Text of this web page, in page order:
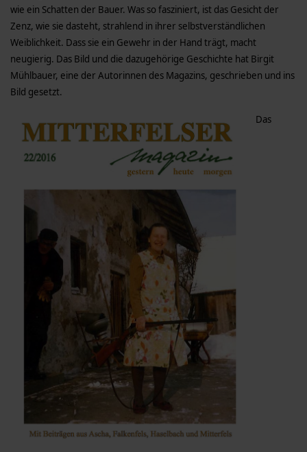
wie ein Schatten der Bauer. Was so fasziniert, ist das Gesicht der
Zenz, wie sie dasteht, strahlend in ihrer selbstverständlichen
Weiblichkeit. Dass sie ein Gewehr in der Hand trägt, macht
neugierig. Das Bild und die dazugehörige Geschichte hat Birgit
Mühlbauer, eine der Autorinnen des Magazins, geschrieben und ins
Bild gesetzt.
Das